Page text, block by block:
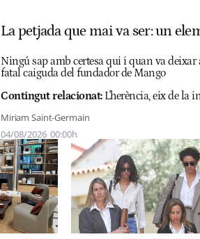
La petjada que mai va ser: un
Ningú sap amb certesa qui i quan va deixar
fatal caiguda del fundador de Mango
Contingut relacionat: L'herència, eix de la
Miriam Saint-Germain
04/08/2026 00:00h